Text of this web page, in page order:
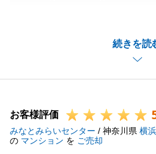
続きを読
関わることができ大変光栄です
今回お取引きさせていただい
快適にお過ごしになることが
何かお困りのことがございま
声がけください。
すぐにお伺いいたします。
お客様評価
みなとみらいセンター / 神奈川県 横
の マンション を ご売却